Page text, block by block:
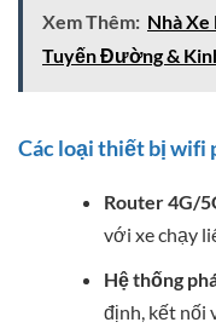
Xem Thêm: Nhà Xe
Tuyến Đường &
Các loại thiết bị wifi
Router 4G/
với xe chạy
Hệ thống
định, kết nối